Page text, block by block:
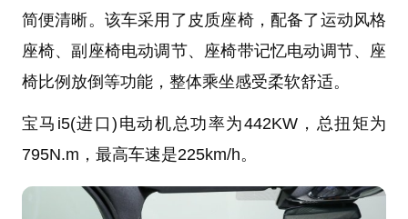
简便清晰。该车采用了皮质座椅，配备了运动风格
座椅、副座椅电动调节、座椅带记忆电动调节、座
椅比例放倒等功能，整体乘坐感受柔软舒适。
宝马i5(进口)电动机总功率为442KW，总扭矩为
795N.m，最高车速是225km/h。